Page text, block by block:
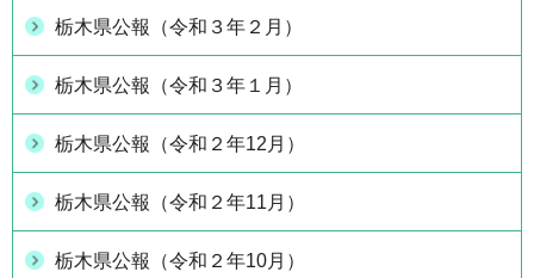
栃木県公報（令和３年２月）
栃木県公報（令和３年１月）
栃木県公報（令和２年12月）
栃木県公報（令和２年11月）
栃木県公報（令和２年10月）